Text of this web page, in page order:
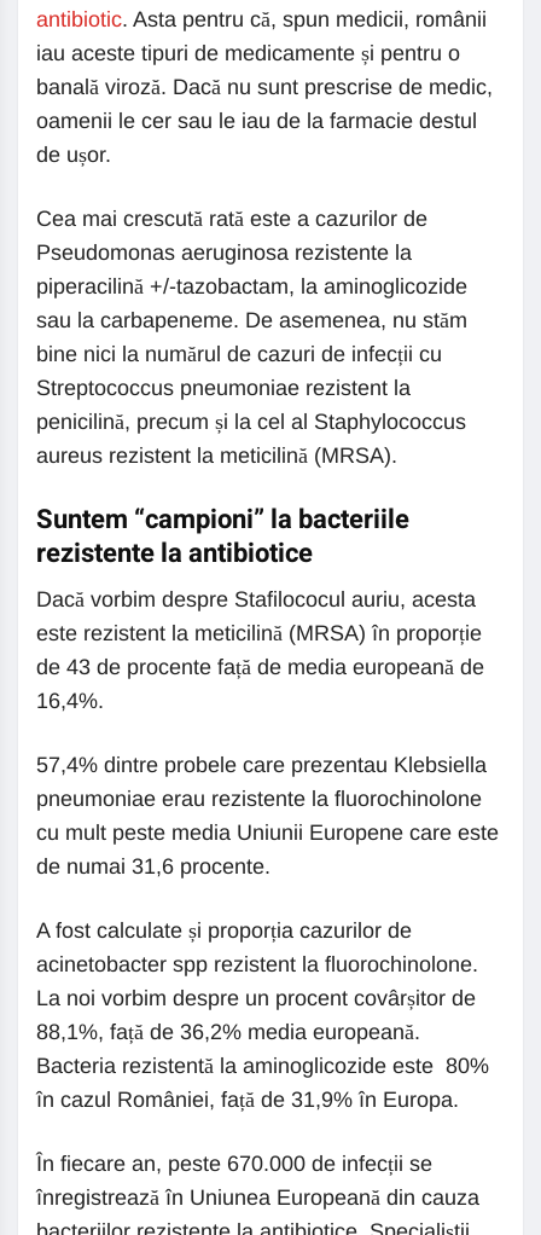
antibiotic. Asta pentru că, spun medicii, românii
iau aceste tipuri de medicamente și pentru o
banală viroză. Dacă nu sunt prescrise de medic,
oamenii le cer sau le iau de la farmacie destul
de ușor.
Cea mai crescută rată este a cazurilor de
Pseudomonas aeruginosa rezistente la
piperacilină +/-tazobactam, la aminoglicozide
sau la carbapeneme. De asemenea, nu stăm
bine nici la numărul de cazuri de infecții cu
Streptococcus pneumoniae rezistent la
penicilină, precum și la cel al Staphylococcus
aureus rezistent la meticilină (MRSA).
Suntem “campioni” la bacteriile
rezistente la antibiotice
Dacă vorbim despre Stafilococul auriu, acesta
este rezistent la meticilină (MRSA) în proporție
de 43 de procente față de media europeană de
16,4%.
57,4% dintre probele care prezentau Klebsiella
pneumoniae erau rezistente la fluorochinolone
cu mult peste media Uniunii Europene care este
de numai 31,6 procente.
A fost calculate și proporția cazurilor de
acinetobacter spp rezistent la fluorochinolone.
La noi vorbim despre un procent covârșitor de
88,1%, față de 36,2% media europeană.
Bacteria rezistentă la aminoglicozide este 80%
în cazul României, față de 31,9% în Europa.
În fiecare an, peste 670.000 de infecții se
înregistrează în Uniunea Europeană din cauza